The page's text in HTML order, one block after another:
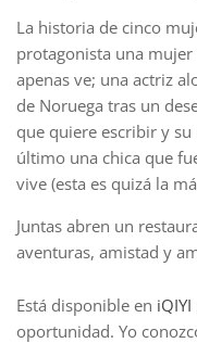
La historia de cinco
protagonista una
apenas ve; una actriz
de Noruega tras un
que quiere escribir y
último una chica que
vive (esta es quizá la
Juntas abren un
aventuras, amistad y
Está disponible en iQIYI
oportunidad. Yo